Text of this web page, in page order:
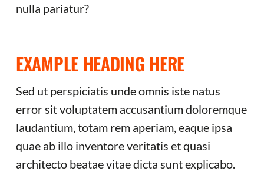
nulla pariatur?
EXAMPLE HEADING HERE
Sed ut perspiciatis unde omnis iste natus
error sit voluptatem accusantium doloremque
laudantium, totam rem aperiam, eaque ipsa
quae ab illo inventore veritatis et quasi
architecto beatae vitae dicta sunt explicabo.